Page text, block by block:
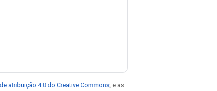
atribuição 4.0 do Creative Commons , e as